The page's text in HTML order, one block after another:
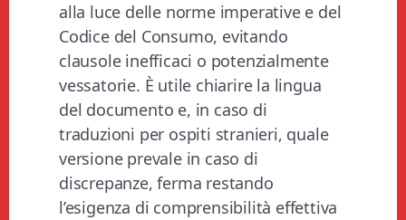
alla luce delle norme imperative e del
Codice del Consumo, evitando
clausole inefficaci o potenzialmente
vessatorie. È utile chiarire la lingua
del documento e, in caso di
traduzioni per ospiti stranieri, quale
versione prevale in caso di
discrepanze, ferma restando
l’esigenza di comprensibilità effettiva